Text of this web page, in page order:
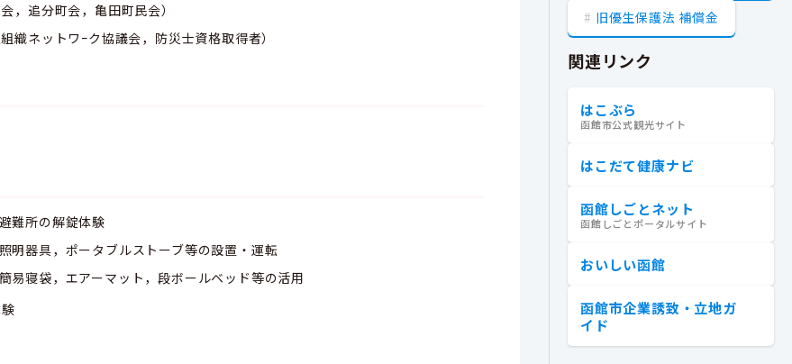
追分町会，亀田町民会）
ネットワｰク協議会，防災士資格取得者）
難所の解錠体験
明器具，ポータブルストーブ等の設置・運転
易寝袋，エアーマット，段ボールベッド等の活用
旧優生保護法 補償金
関連リンク
はこぶら
函館市公式観光サイト
はこだて健康ナビ
函館しごとネット
函館しごとポータルサイト
おいしい函館
函館市企業誘致・立地ガ
イド